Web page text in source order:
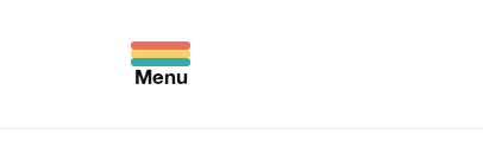
Menu